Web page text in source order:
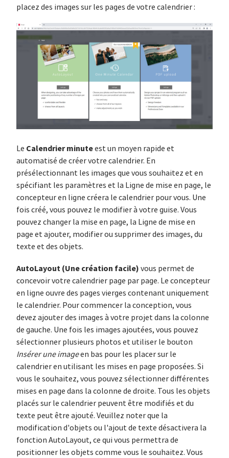
placez des images sur les pages de votre calendrier :
Le Calendrier minuteest un moyen rapide et
automatisé de créer votre calendrier. En
présélectionnant les images que vous souhaitez et en
spécifiant les paramètres et la Ligne de mise en page, le
concepteur en ligne créera le calendrier pour vous. Une
fois créé, vous pouvez le modifier à votre guise. Vous
pouvez changer la mise en page, la Ligne de mise en
page et ajouter, modifier ou supprimer des images, du
texte et des objets.
AutoLayout (Une création facile) vous permet de
concevoir votre calendrier page par page. Le concepteur
en ligne ouvre des pages vierges contenant uniquement
le calendrier. Pour commencer la conception, vous
devez ajouter des images à votre projet dans la colonne
de gauche. Une fois les images ajoutées, vous pouvez
sélectionner plusieurs photos et utiliser le bouton
Insérer une imageen bas pour les placer sur le
calendrier en utilisant les mises en page proposées. Si
vous le souhaitez, vous pouvez sélectionner différentes
mises en page dans la colonne de droite. Tous les objets
placés sur le calendrier peuvent être modifiés et du
texte peut être ajouté. Veuillez noter que la
modification d'objets ou l'ajout de texte désactivera la
fonction AutoLayout, ce qui vous permettra de
positionner les objets comme vous le souhaitez. Vous